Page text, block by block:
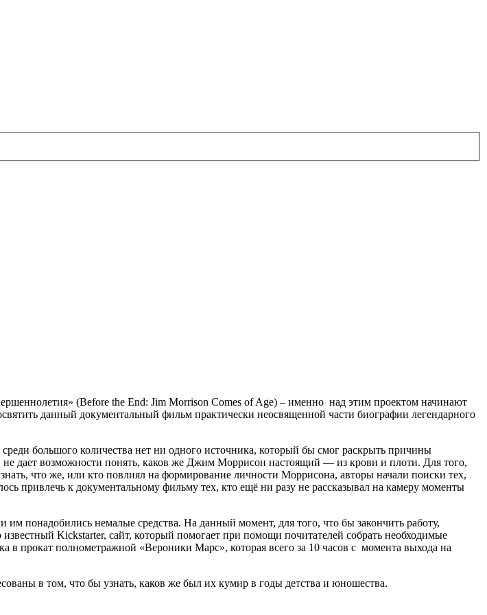
(Before the End: Jim Morrison Comes of Age) – именно над этим проектом начинают
данный документальный фильм практически неосвященной части биографии легендарного
большого количества нет ни одного источника, который бы смог раскрыть причины
дает возможности понять, каков же Джим Моррисон настоящий — из крови и плоти. Для того,
что же, или кто повлиял на формирование личности Моррисона, авторы начали поиски тех,
привлечь к документальному фильму тех, кто ещё ни разу не рассказывал на камеру моменты
понадобились немалые средства. На данный момент, для того, что бы закончить работу,
Kickstarter, сайт, который помогает при помощи почитателей собрать необходимые
в прокат полнометражной «Вероники Марс», которая всего за 10 часов с момента выхода на
в том, что бы узнать, каков же был их кумир в годы детства и юношества.